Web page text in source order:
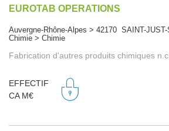
EUROTAB OPERATIONS
Auvergne-Rhône-Alpes > 42170 SAINT-
Chimie > Chimie
Fabrication d'autres produits chimiques
EFFECTIF
CA M€